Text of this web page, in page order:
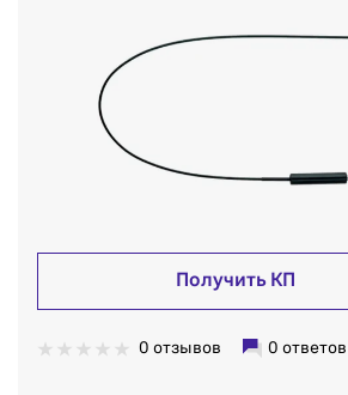
Получить КП
0 отзывов 0 ответов